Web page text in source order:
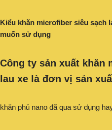
Kiểu khăn microfiber siêu sạch
muốn sử dụng
Công ty sản xuất khăn
lau xe là đơn vị sản
khăn phủ nano đã qua sử dụng